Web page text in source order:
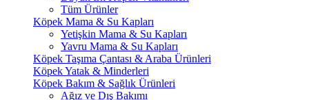
Tüm Ürünler
Köpek Mama & Su Kapları
Yetişkin Mama & Su Kapları
Yavru Mama & Su Kapları
Köpek Taşıma Çantası & Araba Ürünleri
Köpek Yatak & Minderleri
Köpek Bakım & Sağlık Ürünleri
Ağız ve Dış Bakımı